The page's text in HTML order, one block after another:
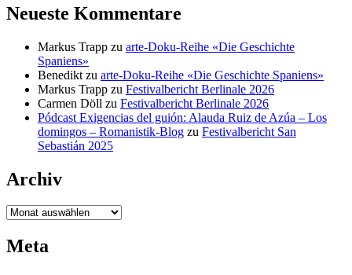
Neueste Kommentare
Markus Trapp zu arte-Doku-Reihe «Die Geschichte
Spaniens»
Benedikt zu arte-Doku-Reihe «Die Geschichte Spaniens»
Markus Trapp zu Festivalbericht Berlinale 2026
Carmen Döll zu Festivalbericht Berlinale 2026
Pódcast Exigencias del guión: Alauda Ruiz de Azúa – Los
domingos – Romanistik-Blog zu Festivalbericht San
Sebastián 2025
Archiv
Archiv
Meta